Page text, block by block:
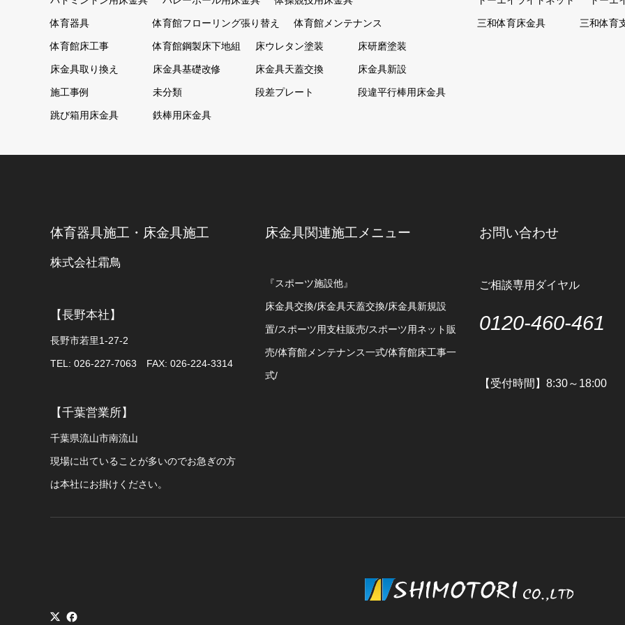
体育器具 体育館フローリング張り替え 体育館メンテナンス
体育館床工事 体育館鋼製床下地組 床ウレタン塗装 床研磨塗装
床金具取り換え 床金具基礎改修 床金具天蓋交換 床金具新設
施工事例 未分類 段差プレート 段違平行棒用床金具
跳び箱用床金具 鉄棒用床金具
三和体育床金具 三和体育
体育器具施工・床金具施工
株式会社霜鳥
【長野本社】
長野市若里1-27-2
TEL: 026-227-7063 FAX: 026-224-3314
【千葉営業所】
千葉県流山市南流山
現場に出ていることが多いのでお急ぎの方
は本社にお掛けください。
床金具関連施工メニュー
『スポーツ施設他』
床金具交換/床金具天蓋交換/床金具新規設
置/スポーツ用支柱販売/スポーツ用ネット販
売/体育館メンテナンス一式/体育館床工事一
式/
お問い合わせ
ご相談専用ダイヤル
0120-460-461
【受付時間】8:30～18:00